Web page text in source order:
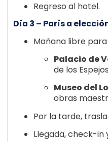
Regreso al hotel.
Día 3 – París a
Mañana libre
Palacio de
de los
Museo del
obras
Por la tarde,
Llegada, check-in